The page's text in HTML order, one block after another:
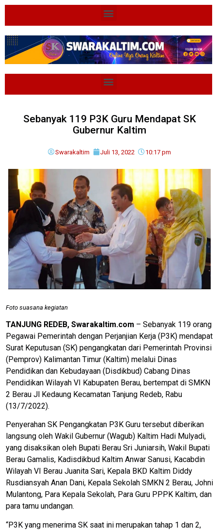
Sebanyak 119 P3K Guru Mendapat SK
Gubernur Kaltim
Swarakaltim Juli 13, 2022 10:17 pm
Foto suasana kegiatan
TANJUNG REDEB, Swarakaltim.com – Sebanyak 119 orang
Pegawai Pemerintah dengan Perjanjian Kerja (P3K) mendapat
Surat Keputusan (SK) pengangkatan dari Pemerintah Provinsi
(Pemprov) Kalimantan Timur (Kaltim) melalui Dinas
Pendidikan dan Kebudayaan (Disdikbud) Cabang Dinas
Pendidikan Wilayah VI Kabupaten Berau, bertempat di SMKN
2 Berau Jl Kedaung Kecamatan Tanjung Redeb, Rabu
(13/7/2022).
Penyerahan SK Pengangkatan P3K Guru tersebut diberikan
langsung oleh Wakil Gubernur (Wagub) Kaltim Hadi Mulyadi,
yang disaksikan oleh Bupati Berau Sri Juniarsih, Wakil Bupati
Berau Gamalis, Kadisdikbud Kaltim Anwar Sanusi, Kacabdin
Wilayah VI Berau Juanita Sari, Kepala BKD Kaltim Diddy
Rusdiansyah Anan Dani, Kepala Sekolah SMKN 2 Berau, Johni
Mulantong, Para Kepala Sekolah, Para Guru PPPK Kaltim, dan
para tamu undangan.
“P3K yang menerima SK saat ini merupakan tahap 1 dan 2,